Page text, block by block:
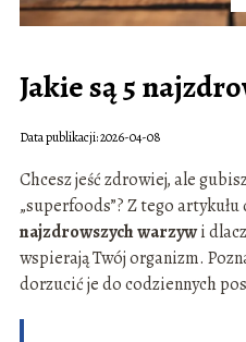
Jakie są 5
Data publikacji: 2026-04-08
Chcesz jeść zdrowiej, ale
„superfoods”? Z tego
najzdrowszych warzywi
wspierają Twój organizm.
dorzucić je do codziennych